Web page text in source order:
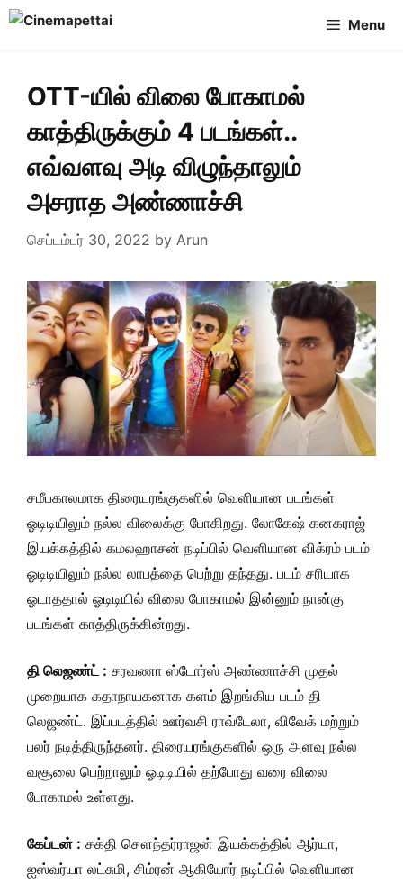
Skip
Menu
OTT-யில் விலை போகாமல்
காத்திருக்கும் 4 படங்கள்..
எவ்வளவு அடி விழுந்தாலும்
அசராத அண்ணாச்சி
செப்டம்பர் 30, 2022 by Arun
சமீபகாலமாக திரையரங்குகளில் வெளியான படங்கள்
ஓடிடியிலும் நல்ல விலைக்கு போகிறது. லோகேஷ் கனகராஜ்
இயக்கத்தில் கமலஹாசன் நடிப்பில் வெளியான விக்ரம் படம்
ஓடிடியிலும் நல்ல லாபத்தை பெற்று தந்தது. படம் சரியாக
ஓடாததால் ஓடிடியில் விலை போகாமல் இன்னும் நான்கு
படங்கள் காத்திருக்கின்றது.
தி லெஜண்ட் : சரவணா ஸ்டோர்ஸ் அண்ணாச்சி முதல்
முறையாக கதாநாயகனாக களம் இறங்கிய படம் தி
லெஜண்ட். இப்படத்தில் ஊர்வசி ராவ்டேலா, விவேக் மற்றும்
பலர் நடித்திருந்தனர். திரையரங்குகளில் ஒரு அளவு நல்ல
வசூலை பெற்றாலும் ஓடிடியில் தற்போது வரை விலை
போகாமல் உள்ளது.
கேப்டன் : சக்தி சௌந்தர்ராஜன் இயக்கத்தில் ஆர்யா,
ஐஸ்வர்யா லட்சுமி, சிம்ரன் ஆகியோர் நடிப்பில் வெளியான